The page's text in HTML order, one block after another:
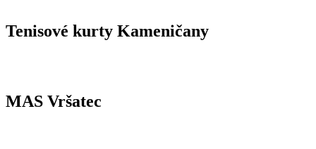
Tenisové kurty Kameničany
MAS Vršatec